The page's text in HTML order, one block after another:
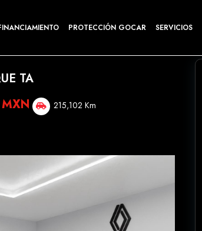
PROTECCIÓN GOCAR SERVICIOS
TA
215,102 Km